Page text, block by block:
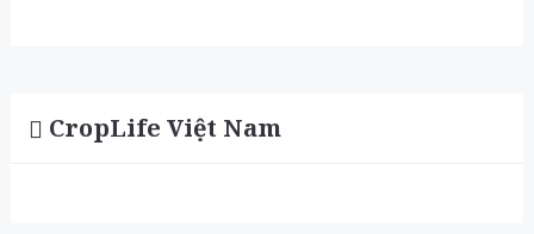
CropLife Việt Nam